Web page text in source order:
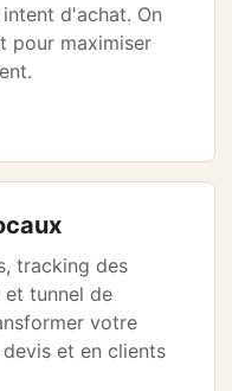
d'achat. On
pour maximiser
tracking des
et tunnel de
votre
et en clients